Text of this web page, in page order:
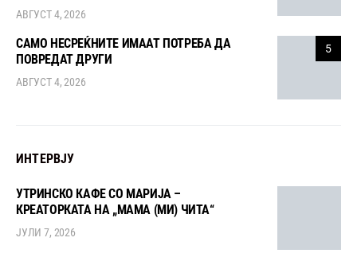
АВГУСТ 4, 2026
5
САМО НЕСРЕЌНИТЕ ИМААТ ПОТРЕБА ДА
ПОВРЕДАТ ДРУГИ
АВГУСТ 4, 2026
ИНТЕРВЈУ
УТРИНСКО КАФЕ СО МАРИЈА –
КРЕАТОРКАТА НА „МАМА (МИ) ЧИТА“
ЈУЛИ 7, 2026